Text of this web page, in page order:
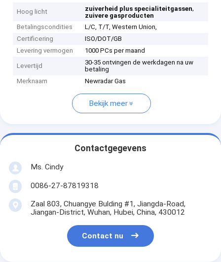
Hoog licht zuiverheid plus specialiteitgassen,
zuivere gasproducten
Betalingscondities
L/C, T/T, Western Union,
Certificering
ISO/DOT/GB
Levering vermogen
1000 PCs per maand
Levertijd
30-35 ontvingen de werkdagen na uw
betaling
Merknaam
Newradar Gas
Bekijk meer
Contactgegevens
Ms. Cindy
0086-27-87819318
Zaal 803, Chuangye Bulding #1, Jiangda-Road,
Jiangan-District, Wuhan, Hubei, China, 430012
Contact nu